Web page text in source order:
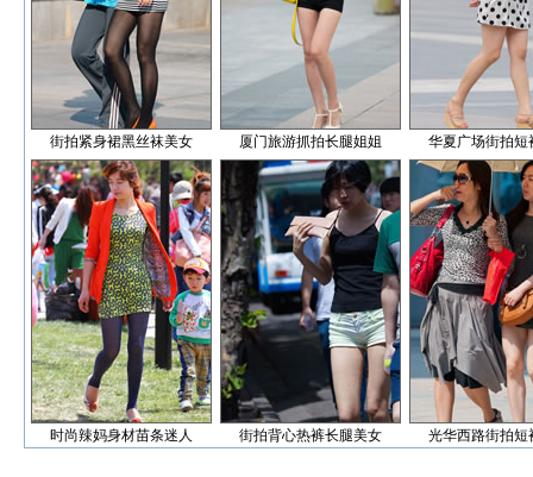
街拍紧身裙黑丝袜美女 厦门旅游抓拍长腿姐姐 华夏广场街拍短
时尚辣妈身材苗条迷人 街拍背心热裤长腿美女 光华西路街拍短